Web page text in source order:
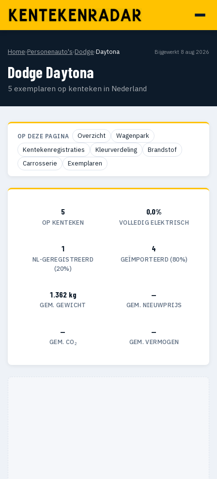
Home›Personenauto's›Dodge›Daytona Bijgewerkt 8 aug 2026
Dodge Daytona
5 exemplaren op kenteken in Nederland
OP DEZE PAGINA Overzicht
Wagenpark
Kentekenregistraties
Kleurverdeling
Brandstof
Carrosserie
Exemplaren
5
OP KENTEKEN
0,0%
VOLLEDIG ELEKTRISCH
1
NL-GEREGISTREERD
(20%)
4
GEÏMPORTEERD (80%)
1.362 kg
GEM. GEWICHT
—
GEM. NIEUWPRIJS
—
GEM. CO₂
—
GEM. VERMOGEN